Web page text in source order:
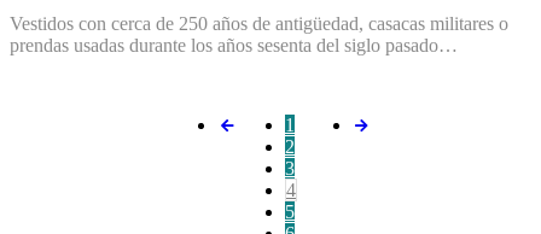
Vestidos con cerca de 250 años de antigüedad, casacas militares o
prendas usadas durante los años sesenta del siglo pasado…
1
2
3
4
5